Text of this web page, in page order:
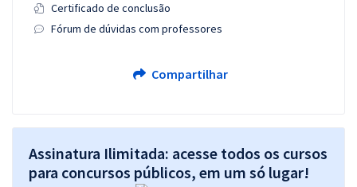
Certificado de conclusão
Fórum de dúvidas com professores
Compartilhar
Assinatura Ilimitada: acesse todos os cursos
para concursos públicos, em um só lugar!